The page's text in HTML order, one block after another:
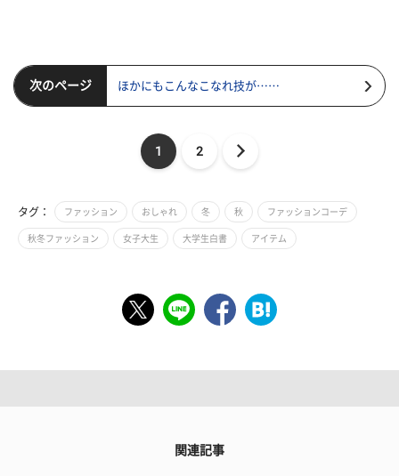
次のページ ほかにもこんなこなれ技が……
1 2
タグ： ファッション おしゃれ 冬 秋 ファッションコーデ
秋冬ファッション 女子大生 大学生白書 アイテム
関連記事